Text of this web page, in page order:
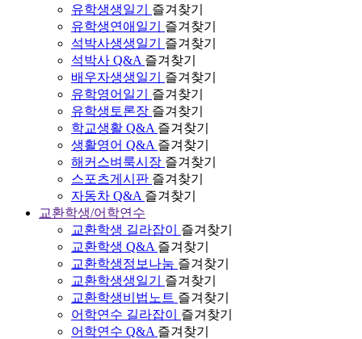
유학생생일기
즐겨찾기
유학생연애일기
즐겨찾기
석박사생생일기
즐겨찾기
석박사 Q&A 즐겨찾기
배우자생생일기
즐겨찾기
유학영어일기
즐겨찾기
유학생토론장 즐겨찾기
학교생활 Q&A 즐겨찾기
생활영어 Q&A 즐겨찾기
해커스벼룩시장 즐겨찾기
스포츠게시판 즐겨찾기
자동차 Q&A 즐겨찾기
교환학생/어학연수
교환학생 길라잡이
즐겨찾기
교환학생 Q&A 즐겨찾기
교환학생정보나눔 즐겨찾기
교환학생생일기
즐겨찾기
교환학생비법노트 즐겨찾기
어학연수 길라잡이
즐겨찾기
어학연수 Q&A 즐겨찾기